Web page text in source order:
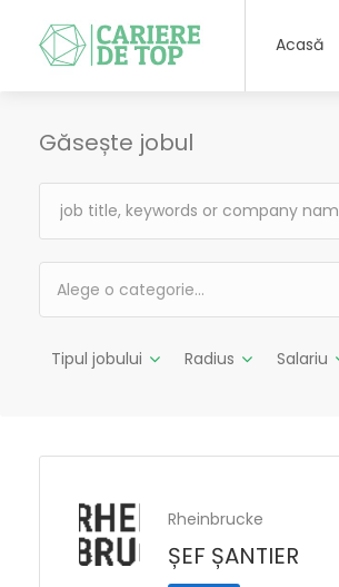
Acasă
Găsește jobul
Alege o categorie…
Tipul jobului Radius Salariu
Rheinbrucke
ȘEF ȘANTIER